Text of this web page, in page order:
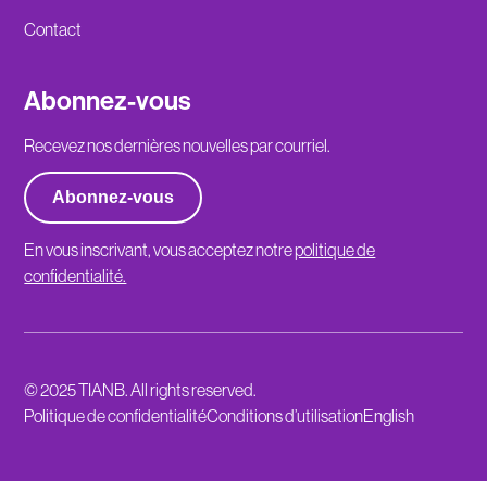
Contact
Abonnez-vous
Recevez nos dernières nouvelles par courriel.
Abonnez-vous
En vous inscrivant, vous acceptez notrepolitique de
confidentialité.
© 2025 TIANB. All rights reserved.
Politique de confidentialitéConditions d’utilisationEnglish